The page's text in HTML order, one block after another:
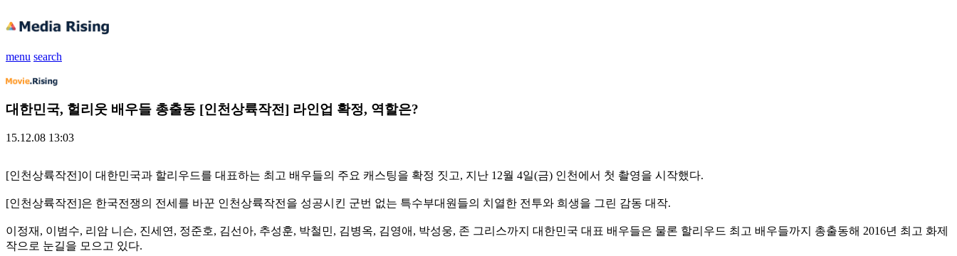
menu search
대한민국, 헐리웃 배우들 총출동 [인천상륙작전] 라인업 확정, 역할은?
15.12.08 13:03
[인천상륙작전]이 대한민국과 할리우드를 대표하는 최고 배우들의 주요 캐스팅을 확정 짓고, 지난 12월 4일(금) 인천에서 첫 촬영을 시작했다.
[인천상륙작전]은 한국전쟁의 전세를 바꾼 인천상륙작전을 성공시킨 군번 없는 특수부대원들의 치열한 전투와 희생을 그린 감동 대작.
이정재, 이범수, 리암 니슨, 진세연, 정준호, 김선아, 추성훈, 박철민, 김병옥, 김영애, 박성웅, 존 그리스까지 대한민국 대표 배우들은 물론 할리우드 최고 배우들까지 총출동해 2016년 최고 화제
작으로 눈길을 모으고 있다.